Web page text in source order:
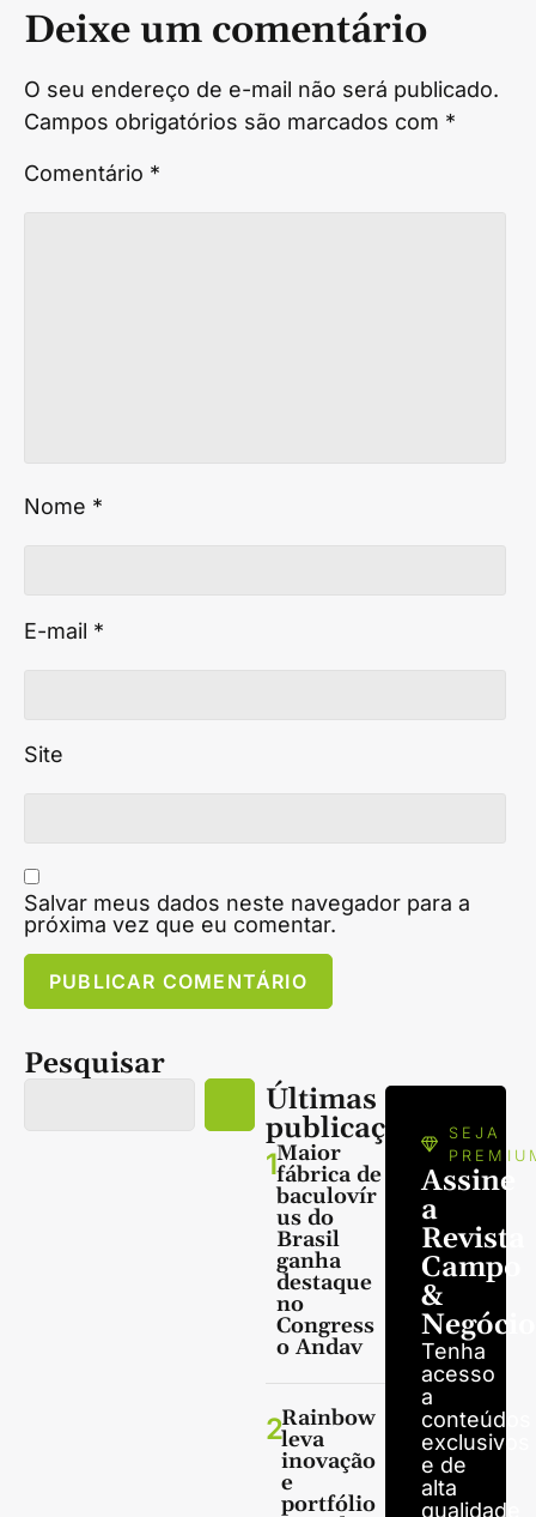
Deixe um comentário
O seu endereço de e-mail não será publicado.
Campos obrigatórios são marcados com *
Comentário *
Nome *
E-mail *
Site
Salvar meus dados neste navegador para a
próxima vez que eu comentar.
Pesquisar
Últimas
publicações
1Maior
fábrica de
baculovír
us do
Brasil
ganha
destaque
no
Congress
o Andav
2Rainbow
leva
inovação
e
portfólio
SEJA
Assine
a
Revista
Campo
&
Tenha
acesso
a
conteúdos
exclusivos
e de
alta
qualidade